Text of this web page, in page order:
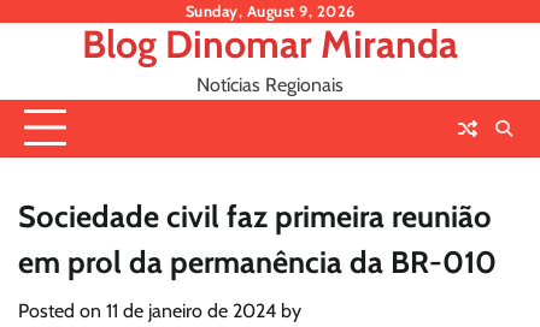
Sunday, August 9, 2026
Blog Dinomar Miranda
Notícias Regionais
Sociedade civil faz primeira reunião
em prol da permanência da BR-010
Posted on 11 de janeiro de 2024 by